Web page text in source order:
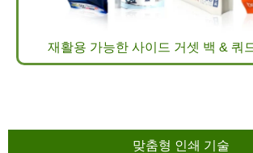
재활용 가능한 사이드 거셋 백 & 쿼
맞춤형 인쇄 기술